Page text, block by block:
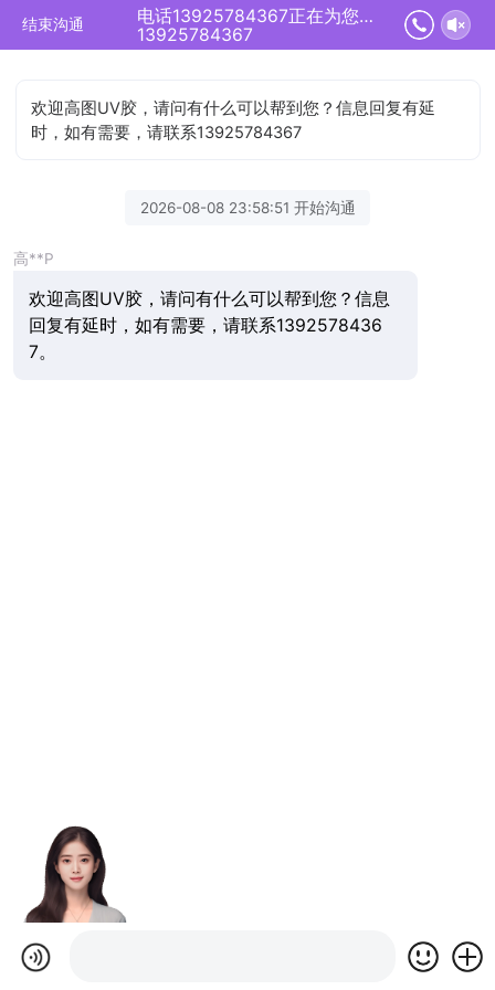
结束沟通
电话13925784367正在为您服务
13925784367
欢迎高图UV胶，请问有什么可以帮到您？信息回复有延
时，如有需要，请联系13925784367
2026-08-08 23:58:51 开始沟通
高**P
欢迎高图UV胶，请问有什么可以帮到您？信息
回复有延时，如有需要，请联系1392578436
7。